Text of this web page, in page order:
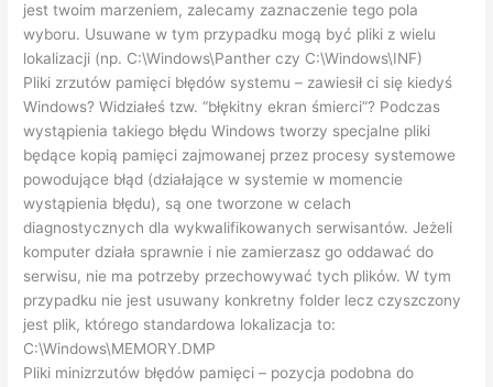
jest twoim marzeniem, zalecamy zaznaczenie tego pola
wyboru. Usuwane w tym przypadku mogą być pliki z wielu
lokalizacji (np. C:\Windows\Panther czy C:\Windows\INF)
Pliki zrzutów pamięci błędów systemu – zawiesił ci się kiedyś
Windows? Widziałeś tzw. “błękitny ekran śmierci”? Podczas
wystąpienia takiego błędu Windows tworzy specjalne pliki
będące kopią pamięci zajmowanej przez procesy systemowe
powodujące błąd (działające w systemie w momencie
wystąpienia błędu), są one tworzone w celach
diagnostycznych dla wykwalifikowanych serwisantów. Jeżeli
komputer działa sprawnie i nie zamierzasz go oddawać do
serwisu, nie ma potrzeby przechowywać tych plików. W tym
przypadku nie jest usuwany konkretny folder lecz czyszczony
jest plik, którego standardowa lokalizacja to:
C:\Windows\MEMORY.DMP
Pliki minizrzutów błędów pamięci – pozycja podobna do